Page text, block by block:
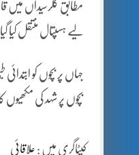
مطابق کلرسیداں میں
لیے ہسپتال منتقل کیا گیا
بچوں پر شہد کی
کیٹاگری میں : علاقائی